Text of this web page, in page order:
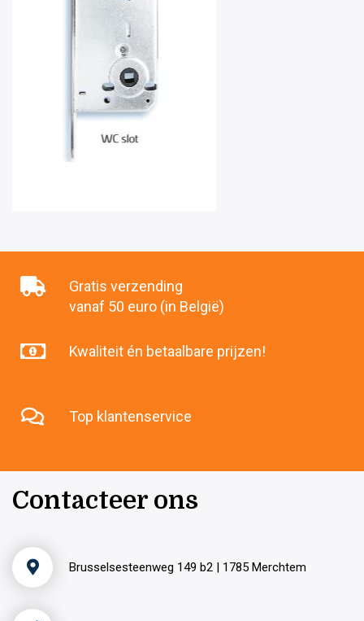
Gratis verzending
vanaf 50 euro (in België)
Kwaliteit én betaalbare prijzen!
Top klantenservice
Contacteer ons
Brusselsesteenweg 149 b2 | 1785 Merchtem